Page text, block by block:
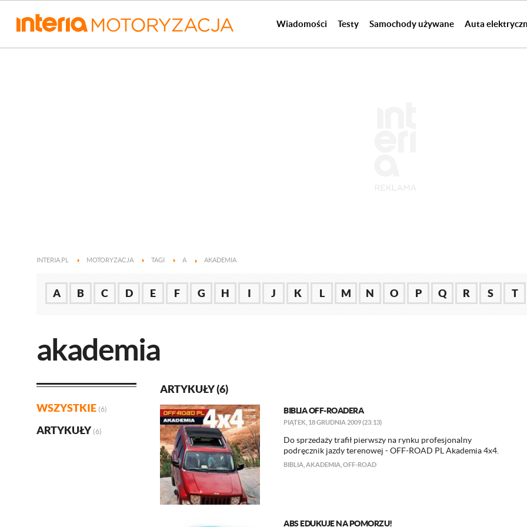
Wiadomości Testy Samochody używane Auta
INTERIA.PL MOTORYZACJA TAGI A AKADEMIA
A B C D E F G H I J K L M N O P Q R S T
akademia
WSZYSTKIE (6)
ARTYKUŁY (6)
ARTYKUŁY (6)
BIBLIA OFF-ROADERA
PIĄTEK, 18 GRUDNIA 2009 (23:13)
Do sprzedaży trafił pierwszy na rynku profesjonalny
podręcznik jazdy terenowej - OFF-ROAD PL Akademia 4x4.
BIBLIA AKADEMIA OFF-ROAD
ABS EDUKUJE NA POMORZU!